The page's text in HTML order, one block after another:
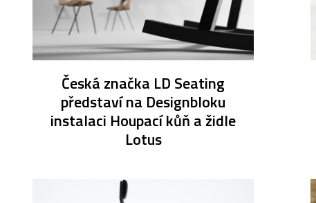
Česká značka LD Seating
představí na Designbloku
instalaci Houpací kůň a židle
Lotus